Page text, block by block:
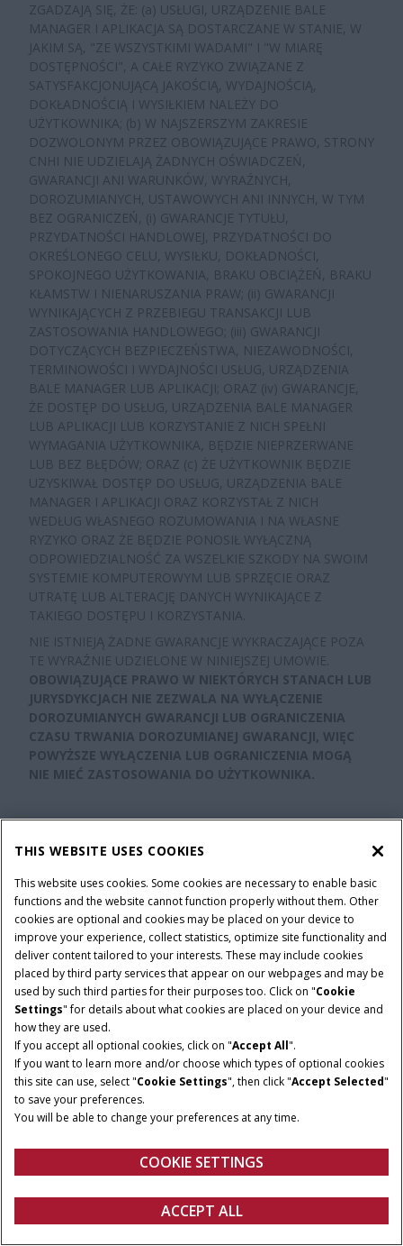
Konfiguruj Uzyskaj wycenę Znajdź dealera FANSHOP
ZGADZAJĄ SIĘ, ŻE: (a) USŁUGI, URZĄDZENIE BALE
MANAGER I APLIKACJA SĄ DOSTARCZANE W STANIE, W
JAKIM SĄ, "ZE WSZYSTKIMI WADAMI" I "W MIARĘ
DOSTĘPNOŚCI", A CAŁE RYZYKO ZWIĄZANE Z
SATYSFAKCJONUJĄCĄ JAKOŚCIĄ, WYDAJNOŚCIĄ,
DOKŁADNOŚCIĄ I WYSIŁKIEM NALEŻY DO
UŻYTKOWNIKA; (b) W NAJSZERSZYM ZAKRESIE
DOZWOLONYM PRZEZ OBOWIĄZUJĄCE PRAWO, STRONY
CNHI NIE UDZIELAJĄ ŻADNYCH OŚWIADCZEŃ,
GWARANCJI ANI WARUNKÓW, WYRAŹNYCH,
DOROZUMIANYCH, USTAWOWYCH ANI INNYCH, W TYM
BEZ OGRANICZEŃ, (i) GWARANCJE TYTUŁU,
PRZYDATNOŚCI HANDLOWEJ, PRZYDATNOŚCI DO
OKREŚLONEGO CELU, WYSIŁKU, DOKŁADNOŚCI,
SPOKOJNEGO UŻYTKOWANIA, BRAKU OBCIĄŻEŃ, BRAKU
KŁAMSTW I NIENARUSZANIA PRAW; (ii) GWARANCJI
WYNIKAJĄCYCH Z PRZEBIEGU TRANSAKCJI LUB
ZASTOSOWANIA HANDLOWEGO; (iii) GWARANCJI
DOTYCZĄCYCH BEZPIECZEŃSTWA, NIEZAWODNOŚCI,
TERMINOWOŚCI I WYDAJNOŚCI USŁUG, URZĄDZENIA
BALE MANAGER LUB APLIKACJI; ORAZ (iv) GWARANCJE,
ŻE DOSTĘP DO USŁUG, URZĄDZENIA BALE MANAGER
LUB APLIKACJI LUB KORZYSTANIE Z NICH SPEŁNI
WYMAGANIA UŻYTKOWNIKA, BĘDZIE NIEPRZERWANE
LUB BEZ BŁĘDÓW; ORAZ (c) ŻE UŻYTKOWNIK BĘDZIE
UZYSKIWAŁ DOSTĘP DO USŁUG, URZĄDZENIA BALE
MANAGER I APLIKACJI ORAZ KORZYSTAŁ Z NICH
WEDŁUG WŁASNEGO ROZUMOWANIA I NA WŁASNE
RYZYKO ORAZ ŻE BĘDZIE PONOSIŁ WYŁĄCZNĄ
ODPOWIEDZIALNOŚĆ ZA WSZELKIE SZKODY NA SWOIM
SYSTEMIE KOMPUTEROWYM LUB SPRZĘCIE ORAZ
UTRATĘ LUB ALTERACJĘ DANYCH WYNIKAJĄCE Z
TAKIEGO DOSTĘPU I KORZYSTANIA.
NIE ISTNIEJĄ ŻADNE GWARANCJE WYKRACZAJĄCE POZA
TE WYRAŹNIE UDZIELONE W NINIEJSZEJ UMOWIE.
OBOWIĄZUJĄCE PRAWO W NIEKTÓRYCH STANACH LUB
JURYSDYKCJACH NIE ZEZWALA NA WYŁĄCZENIE
DOROZUMIANYCH GWARANCJI LUB OGRANICZENIA
CZASU TRWANIA DOROZUMIANEJ GWARANCJI, WIĘC
POWYŻSZE WYŁĄCZENIA LUB OGRANICZENIA MOGĄ
NIE MIEĆ ZASTOSOWANIA DO UŻYTKOWNIKA.
XI. OGRANICZENIE ODPOWIEDZIALNOŚCI
W ŻADNYM WYPADKU, W TYM W PRZYPADKU
ODPOWIEDZIALNOŚCI WOBEC UŻYTKOWNIKA, JEGO
AUTORYZOWANYCH UŻYTKOWNIKÓW LUB OSÓB
TRZECICH ZA JAKIEKOLWIEK SZKODY, W TYM MIĘDZY
INNYMI ZA SZKODY BEZPOŚREDNIE, POŚREDNIE,
PRZYPADKOWE, SZCZEGÓLNE, PRZYKŁADOWE,
MORALNE, WYNIKOWE LUB SZKODY ZA UTRATĘ
ZYSKÓW BIZNESOWYCH, PRZERWĘ W DZIAŁALNOŚCI,
UTRATĘ LUB USZKODZENIE DANYCH (W TYM W WYNIKU
AKTUALIZACJI LUB ZMIAN OPROGRAMOWANIA), UTRATĘ
INFORMACJI BIZNESOWYCH, INFEKCJE WIRUSOWE,
INFEKCJE WIRUSOWE, PRZERWY W DZIAŁANIU SYSTEMU
I TYM PODOBNE, WYNIKAJĄCE Z NINIEJSZEJ UMOWY LUB
DOSTĘPU,
NIEMOŻNOŚCI KORZYSTANIA Z USŁUG, URZĄDZENIA
BALE MANAGER LUB APLIKACJI PRZEZ UŻYTKOWNIKA
LUB UPOWAŻNIONYCH UŻYTKOWNIKÓW (W TYM
STRATY LUB SZKODY WYNIKAJĄCE Z ICH PRZERWANIA
THIS WEBSITE USES COOKIES
This website uses cookies. Some cookies are necessary to enable basic
functions and the website cannot function properly without them. Other
cookies are optional and cookies may be placed on your device to
improve your experience, collect statistics, optimize site functionality and
deliver content tailored to your interests. These may include cookies
placed by third party services that appear on our webpages and may be
used by such third parties for their purposes too. Click on "Cookie
Settings" for details about what cookies are placed on your device and
how they are used.
If you accept all optional cookies, click on "Accept All".
If you want to learn more and/or choose which types of optional cookies
this site can use, select "Cookie Settings", then click "Accept Selected"
to save your preferences.
You will be able to change your preferences at any time.
COOKIE SETTINGS
ACCEPT ALL